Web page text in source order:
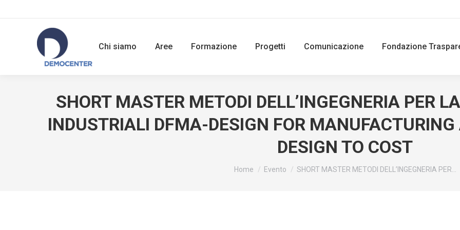
Chi siamo Aree Formazione Progetti Comunicazione Fondazione
SHORT MASTER METODI DELL’INGEGNERIA PER
INDUSTRIALI DFMA-DESIGN FOR
DESIGN TO COST
You are here:
Home Evento SHORT MASTER METODI DELL’INGEGNERIA PER…